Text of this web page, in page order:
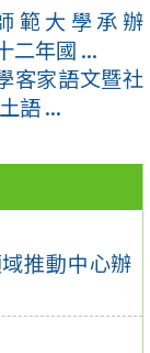
推動中心辦
範大學承辦
二年國 ...
客家語文暨社
語 ...